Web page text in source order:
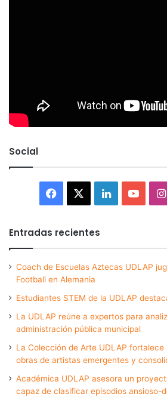
Social
Facebook LinkedIn
Entradas recientes
Coach de Escuelas Aztecas UDLAP
Football en Alemania
Estudiantes STEM de la UDLAP
La UDLAP reúne a expertos para
administración pública municipal
La Colección de Arte UDLAP
obras de artistas emergentes y
Académica UDLAP asesora un
capaz de clasificar episodios ansioso-